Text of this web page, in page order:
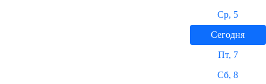
Ср, 5
Сегодня
Пт, 7
Сб, 8